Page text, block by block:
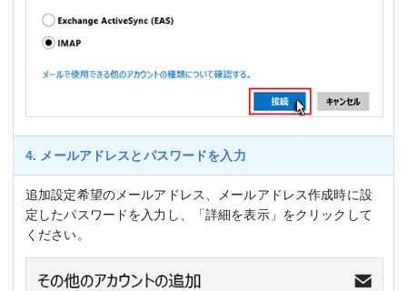
4. メールアドレスとパスワードを入力
追加設定希望のメールアドレス、メールアドレス作成時に設
定したパスワードを入力し、「詳細を表示」をクリックして
ください。